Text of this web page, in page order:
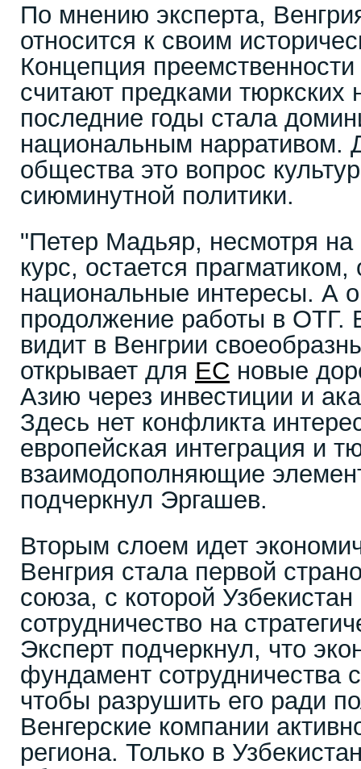
По мнению эксперта,
относится к своим
Концепция преемственности
считают предками тюркских
последние годы стала
национальным нарративом.
общества это вопрос
сиюминутной политики.
"Петер Мадьяр, несмотря на
курс, остается
национальные интересы. А
продолжение работы в ОТГ.
видит в Венгрии
открывает для ЕС новые
Азию через инвестиции и
Здесь нет конфликта
европейская интеграция и
взаимодополняющие
подчеркнул Эргашев.
Вторым слоем идет
Венгрия стала первой
союза, с которой
сотрудничество на
Эксперт подчеркнул, что
фундамент сотрудничества
чтобы разрушить его ради
Венгерские компании
региона. Только в